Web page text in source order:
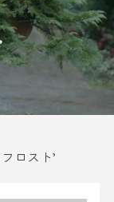
ロスト’